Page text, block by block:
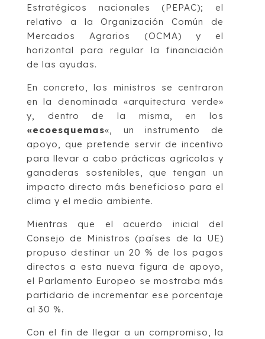
Estratégicos nacionales (PEPAC); el
relativo a la Organización Común de
Mercados Agrarios (OCMA) y el
horizontal para regular la financiación
de las ayudas.
En concreto, los ministros se centraron
en la denominada «arquitectura verde»
y, dentro de la misma, en los
«ecoesquemas«, un instrumento de
apoyo, que pretende servir de incentivo
para llevar a cabo prácticas agrícolas y
ganaderas sostenibles, que tengan un
impacto directo más beneficioso para el
clima y el medio ambiente.
Mientras que el acuerdo inicial del
Consejo de Ministros (países de la UE)
propuso destinar un 20 % de los pagos
directos a esta nueva figura de apoyo,
el Parlamento Europeo se mostraba más
partidario de incrementar ese porcentaje
al 30 %.
Con el fin de llegar a un compromiso, la